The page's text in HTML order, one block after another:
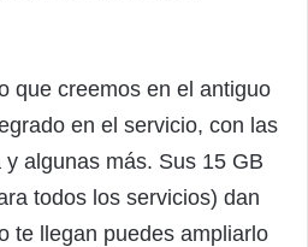
que creemos en el antiguo
en el servicio, con las
algunas más. Sus 15 GB
todos los servicios) dan
te llegan puedes ampliarlo